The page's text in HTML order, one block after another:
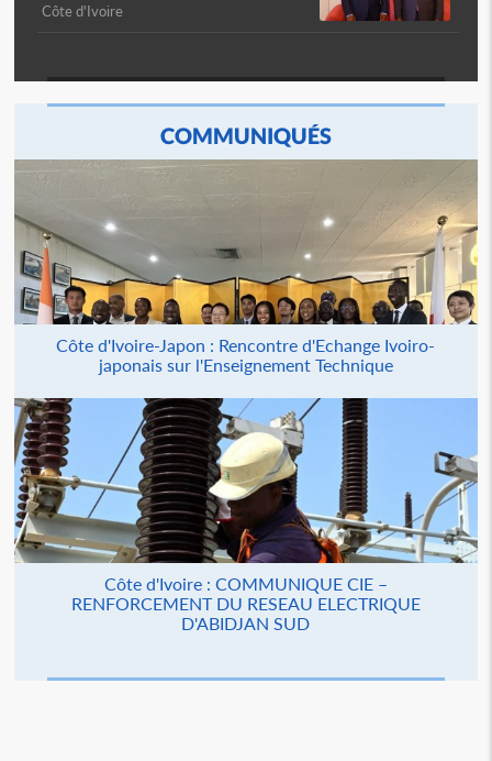
Côte d'Ivoire
COMMUNIQUÉS
Côte d'Ivoire-Japon : Rencontre d'Echange Ivoiro-
japonais sur l'Enseignement Technique
Côte d'Ivoire : COMMUNIQUE CIE –
RENFORCEMENT DU RESEAU ELECTRIQUE
D'ABIDJAN SUD